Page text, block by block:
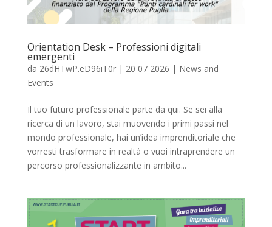
Orientation Desk – Professioni digitali
emergenti
da 26dHTwP.eD96iT0r| 20 07 2026 | News and
Events
Il tuo futuro professionale parte da qui. Se sei alla
ricerca di un lavoro, stai muovendo i primi passi nel
mondo professionale, hai un’idea imprenditoriale che
vorresti trasformare in realtà o vuoi intraprendere un
percorso professionalizzante in ambito...